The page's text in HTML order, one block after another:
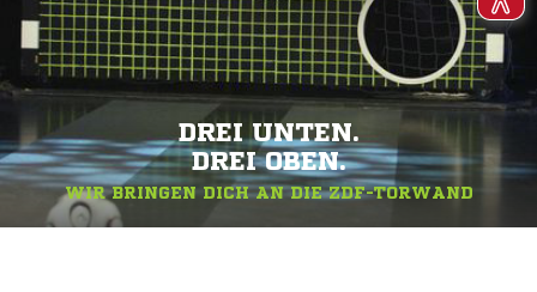
DREI UNTEN.
DREI OBEN.
WIR BRINGEN DICH AN DIE ZDF-TORWAND